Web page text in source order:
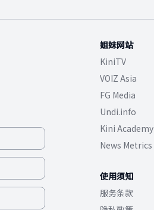
姐妹网站
KiniTV
VOIZ Asia
FG Media
Undi.info
Kini Academy
News Metrics
使用须知
服务条款